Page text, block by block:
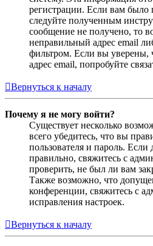
регистрации. Если вам было
следуйте полученным
сообщение не получено, то
неправильный адрес email
фильтром. Если вы уверены,
адрес email, попробуйте
Вернуться к началу
Почему я не могу войти?
Существует несколько
всего убедитесь, что вы
пользователя и пароль.
правильно, свяжитесь с
проверить, не был ли вам
Также возможно, что
конференции, свяжитесь с
исправления настроек.
Вернуться к началу